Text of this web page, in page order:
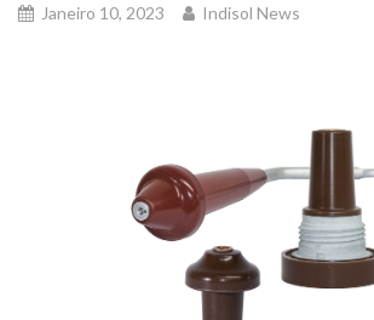
Janeiro 10, 2023 Indisol News